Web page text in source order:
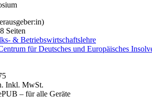
Seiten
& Betriebswirtschaftslehre
für Deutsches und Europäisches
Inkl. MwSt.
– für alle Geräte